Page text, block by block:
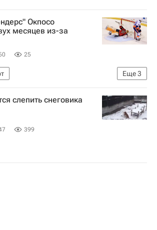
Окпосо
месяцев из-за
25
Еще3
лига (НХЛ)
Кайл Окпосо
слепить снеговика
399